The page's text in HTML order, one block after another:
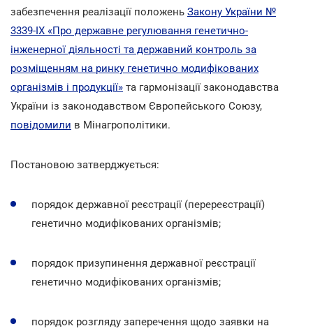
забезпечення реалізації положень Закону України №
3339-IX «Про державне регулювання генетично-
інженерної діяльності та державний контроль за
розміщенням на ринку генетично модифікованих
організмів i продукції» та гармонізації законодавства
України із законодавством Європейського Союзу,
повідомили в Мінагрополітики.
Постановою затверджується:
порядок державної реєстрації (перереєстрації)
генетично модифікованих організмів;
порядок призупинення державної реєстрації
генетично модифікованих організмів;
порядок розгляду заперечення щодо заявки на